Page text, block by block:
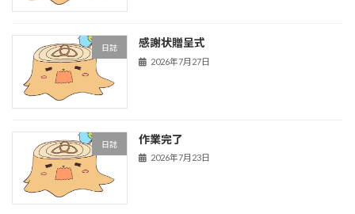
日誌 感謝状贈呈式
2026年7月27日
日誌 作業完了
2026年7月23日